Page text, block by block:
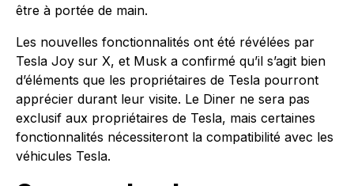
être à portée de main.
Les nouvelles fonctionnalités ont été révélées par
Tesla Joy sur X, et Musk a confirmé qu’il s’agit bien
d’éléments que les propriétaires de Tesla pourront
apprécier durant leur visite. Le Diner ne sera pas
exclusif aux propriétaires de Tesla, mais certaines
fonctionnalités nécessiteront la compatibilité avec les
véhicules Tesla.